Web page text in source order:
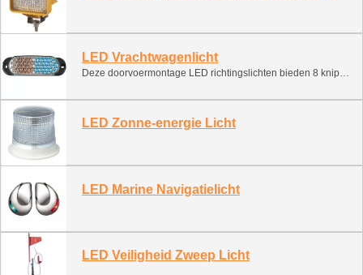
LED Vrachtwagenlicht
Deze doorvoermontage LED richtingslichten bieden 8 knipperpatronen, snelle en eenvoudige installatie en lange levensduur, onderhoudsarme werking zonder bewegende delen of lampen/flitsbuizen die kunnen breken of vervangen moeten worden. Plaats eenvoudig in de meegeleverde ronde achterverlichting grommet.
LED Zonne-energie Licht
LED Marine Navigatielicht
LED Veiligheid Zweep Licht